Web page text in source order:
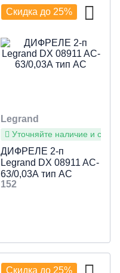
Скидка до 25%
Legrand
Уточняйте наличие и сроки
ДИФРЕЛЕ 2-п
Legrand DX 08911 AC-
63/0,03А тип АС
152
Скидка до 25%